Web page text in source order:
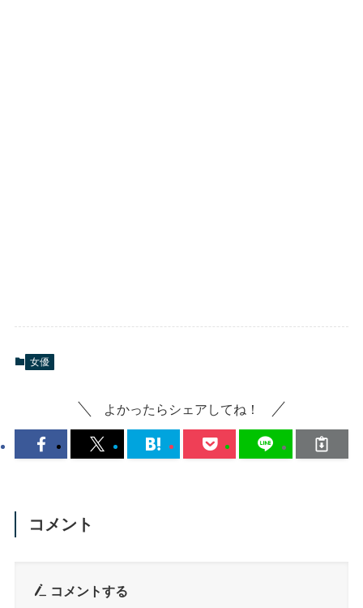
女優
よかったらシェアしてね！
コメント
コメントする